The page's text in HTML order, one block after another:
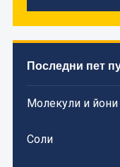
Последни пет
Молекули и йони
Соли